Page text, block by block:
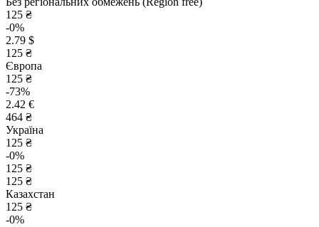
125 ₴
-0%
2.79 $
125 ₴
Європа
125 ₴
-73%
2.42 €
464 ₴
Україна
125 ₴
-0%
125 ₴
125 ₴
Казахстан
125 ₴
-0%